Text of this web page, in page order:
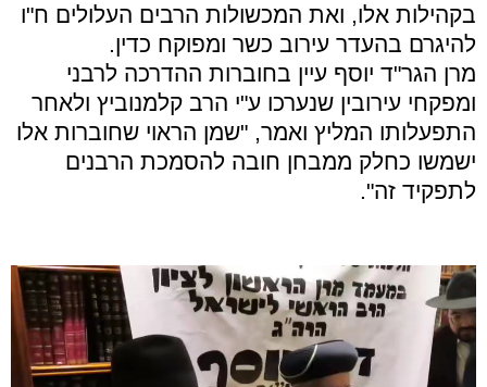
בקהילות אלו, ואת המכשולות הרבים העלולים ח"ו
להיגרם בהעדר עירוב כשר ומפוקח כדין.
מרן הגר"ד יוסף עיין בחוברות ההדרכה לרבני
ומפקחי עירובין שנערכו ע"י הרב קלמנוביץ ולאחר
התפעלותו המליץ ואמר, "שמן הראוי שחוברות אלו
ישמשו כחלק ממבחן חובה להסמכת הרבנים
לתפקיד זה".